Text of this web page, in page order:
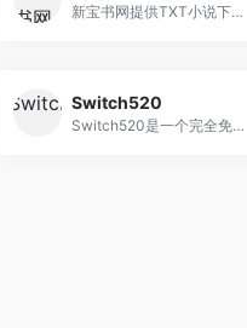
新宝书网提供TXT小说下载,TXT电子书免费下载,全本完结TXT小说下载,宝书网TXT小说都是通过网友上传,宝书网精心整理而成,精品TXT全本小说电子书下载尽在新宝书网.
Switch520
Switch520是一个完全免费的游戏下载网站，能够搜索并下载全网的资源。网站提供了百数千款游戏，全球最大的游戏下载中心，游戏交流中心。